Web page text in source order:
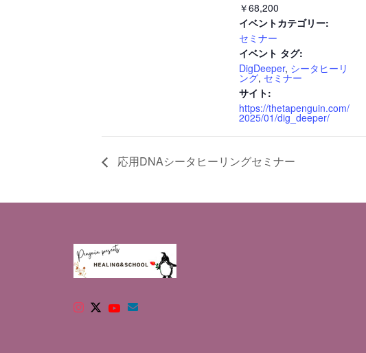
￥68,200
イベントカテゴリー:
セミナー
イベント タグ:
DigDeeper, シータヒーリ
ング, セミナー
サイト:
https://thetapenguin.com/
2025/01/dig_deeper/
応用DNAシータヒーリングセミナー